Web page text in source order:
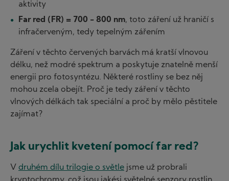
aktivity
Far red (FR) = 700 - 800 nm, toto záření už hraničí s
infračerveným, tedy tepelným zářením
Záření v těchto červených barvách má kratší vlnovou
délku, než modré spektrum a poskytuje znatelně menší
energii pro fotosyntézu. Některé rostliny se bez něj
mohou zcela obejít. Proč je tedy záření v těchto
vlnových délkách tak speciální a proč by mělo pěstitele
zajímat?
Jak urychlit kvetení pomocí far red?
V druhém dílu trilogie o světle jsme už probrali